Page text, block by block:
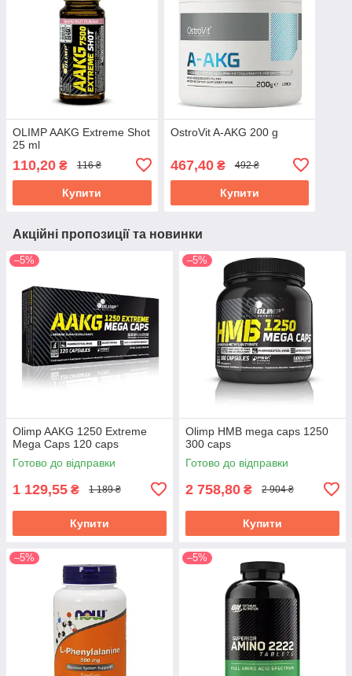
OLIMP AAKG Extreme Shot
25 ml
110,20 ₴ 116 ₴
Купити
OstroVit A-AKG 200 g
467,40₴ 492 ₴
Купити
Акційні пропозиції та новинки
–5%
Olimp AAKG 1250 Extreme
Mega Caps 120 caps
Готово до відправки
1 129,55 ₴ 1 189 ₴
Купити
–5%
Olimp HMB mega caps 1250
300 caps
Готово до відправки
2 758,80 ₴ 2 904 ₴
Купити
–5% –5%